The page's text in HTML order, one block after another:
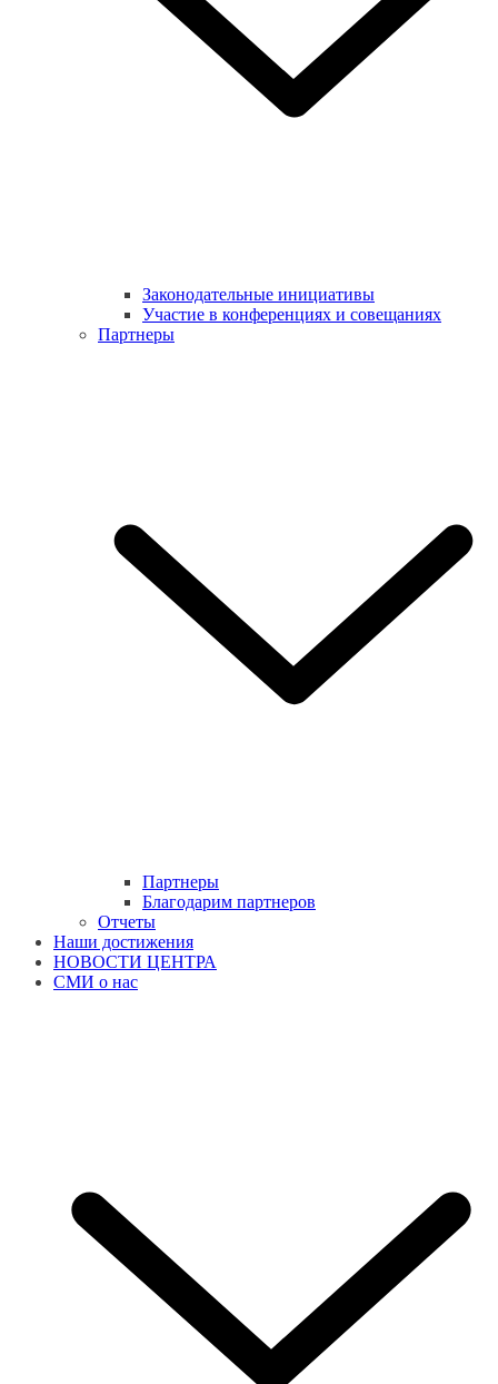
Законодательные инициативы
Участие в конференциях и совещаниях
Партнеры
Партнеры
Благодарим партнеров
Отчеты
Наши достижения
НОВОСТИ ЦЕНТРА
СМИ о нас